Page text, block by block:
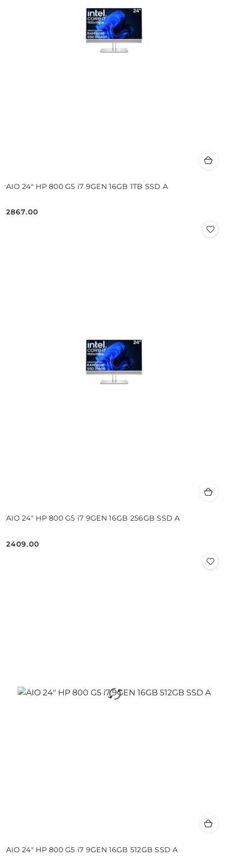
AIO 24" HP 800 G5 i7 9GEN 16GB 1TB SSD A
Cena:
2867.00
AIO 24" HP 800 G5 i7 9GEN 16GB 256GB SSD A
Cena:
2409.00
AIO 24" HP 800 G5 i7 9GEN 16GB 512GB SSD A